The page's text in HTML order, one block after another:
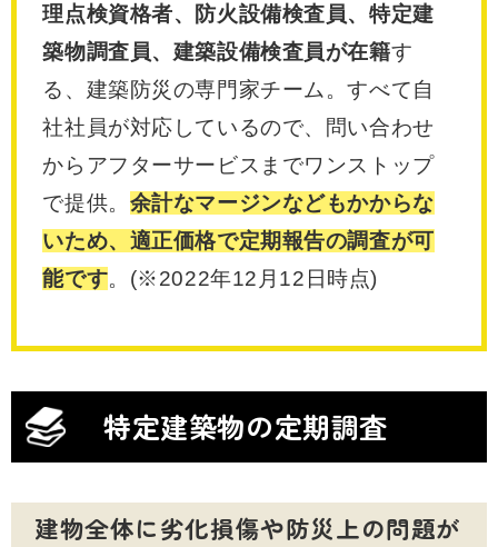
理点検資格者、防火設備検査員、特定建
築物調査員、建築設備検査員が在籍す
る、建築防災の専門家チーム。すべて自
社社員が対応しているので、問い合わせ
からアフターサービスまでワンストップ
で提供。 余計なマージンなどもかからな
いため、適正価格で定期報告の調査が可
能です。(※2022年12月12日時点)
特定建築物の定期調査
建物全体に劣化損傷や防災上の問題が